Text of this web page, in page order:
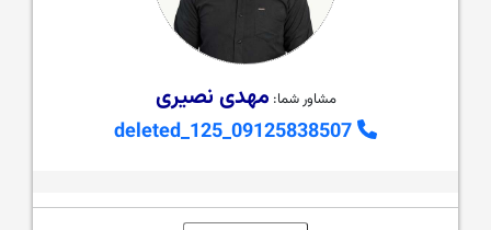
مشاور شما: مهدی نصیری